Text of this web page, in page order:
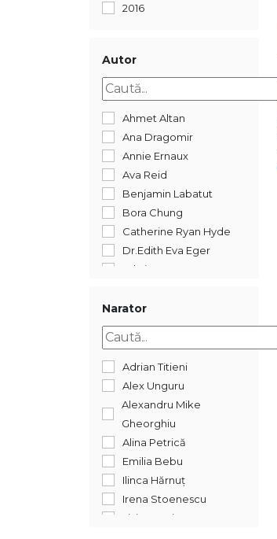
2016
Autor
Ahmet Altan
Ana Dragomir
Annie Ernaux
Ava Reid
Benjamin Labatut
Bora Chung
Catherine Ryan Hyde
Dr.Edith Eva Eger
Edwina Wyatt
Gheorghi Gospodinov
Jon Fosse
José Luís Peixoto
Laura Nowlin
Lluís Prats
Sven Nordqvist
Narator
Adrian Titieni
Alex Unguru
Alexandru Mike
Gheorghiu
Alina Petrică
Emilia Bebu
Ilinca Hărnuț
Irena Stoenescu
Liviu Damian